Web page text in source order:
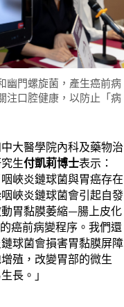
幽門螺旋菌，產生癌前病
注口腔健康，以防止「病
大醫學院內科及藥物治
生付凱莉博士表示：
咽峽炎鏈球菌與胃癌存在
峽炎鏈球菌會引起自發
胃黏膜萎縮—腸上皮化
癌前病變程序。我們還
球菌會損害胃黏膜屏障
殖，改變胃部的微生
長。」